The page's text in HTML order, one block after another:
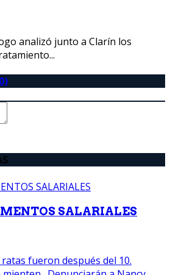
analizó junto a Clarín los
SALARIALES